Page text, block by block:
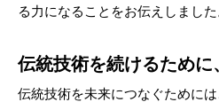
る力になることをお伝えしました
伝統技術を続けるために
伝統技術を未来につなぐために